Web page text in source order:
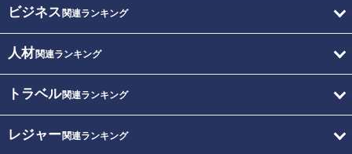
ビジネス 関連ランキング
人材関連ランキング
トラベル関連ランキング
レジャー関連ランキング